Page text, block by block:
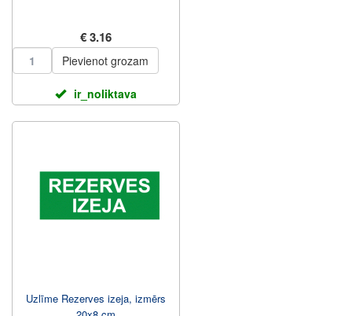
€ 3.16
Pievienot grozam
ir_noliktava
Uzlīme Rezerves izeja, izmērs